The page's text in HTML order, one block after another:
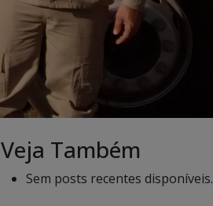
Veja Também
Sem posts recentes disponíveis.